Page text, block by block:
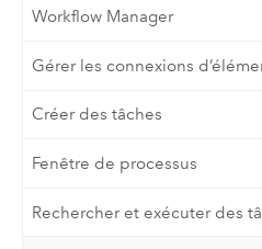
Workflow Manager
Gérer les connexions
Créer des tâches
Fenêtre de processus
Rechercher et exécuter des